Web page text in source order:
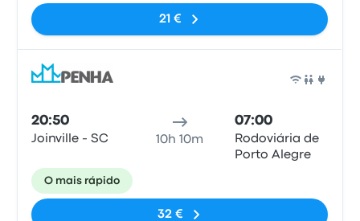
21 €
20:50
Joinville - SC 10h 10m
07:00
Rodoviária de
Porto Alegre
O mais rápido
32 €